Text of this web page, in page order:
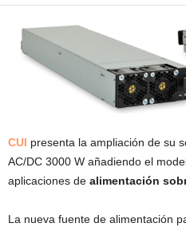
CUI presenta la ampliación de su
AC/DC 3000 W añadiendo el
aplicaciones de alimentación
La nueva fuente de alimentación